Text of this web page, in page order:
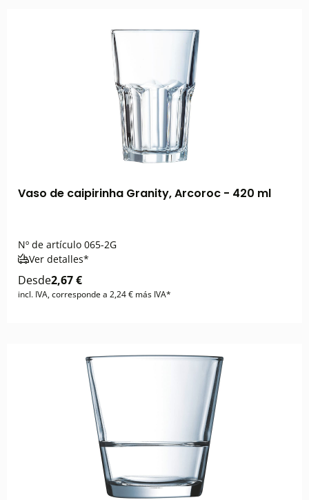
Vaso de caipirinha Granity, Arcoroc - 420 ml
Nº de artículo 065-2G
Ver detalles*
Desde2,67 €
incl. IVA, corresponde a 2,24 € más IVA*